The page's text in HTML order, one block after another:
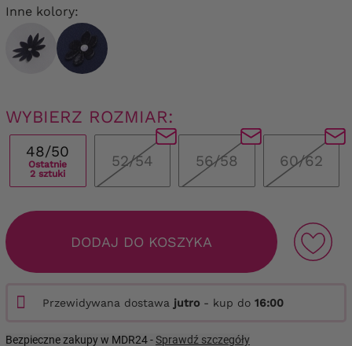
Inne kolory:
WYBIERZ ROZMIAR:
48/50
Ostatnie
2 sztuki
52/54 56/58 60/62
DODAJ DO KOSZYKA
Przewidywana dostawa jutro - kup do 16:00
Bezpieczne zakupy w MDR24 -Sprawdź szczegóły